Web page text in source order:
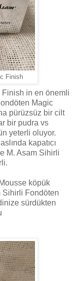
Finish
in en önemli
Magic
pürüzsüz bir cilt
bir pudra vs
yeterli oluyor.
kapatıcı
M. Asam Sihirli
köpük
Sihirli Fondöten
sürdükten